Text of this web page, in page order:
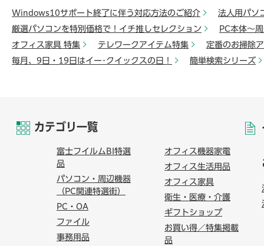
Windows10サポート終了に伴う対応方法のご紹介
法人用パソ
厳選パソコンを特別価格で！イチ推しセレクション
PC本体～
オフィス家具 特集
テレワークアイテム特集
定番のお掃除
毎月、9日・19日はイー･クイックスの日！
簡単検索シリーズ
カテゴリ一覧
富士フイルムBI特選
品
パソコン・周辺機器
（PC関連特選街）
PC・OA
ファイル
事務用品
オフィス機器家電
オフィス生活用品
オフィス家具
衛生・医療・介護
ギフトショップ
お買い得／特集掲載
品